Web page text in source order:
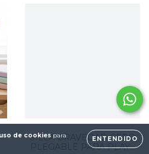
de cookies para
ENTENDIDO
SILLA GRAVEDAD CERO
PLEGABLE PARA PLAYA